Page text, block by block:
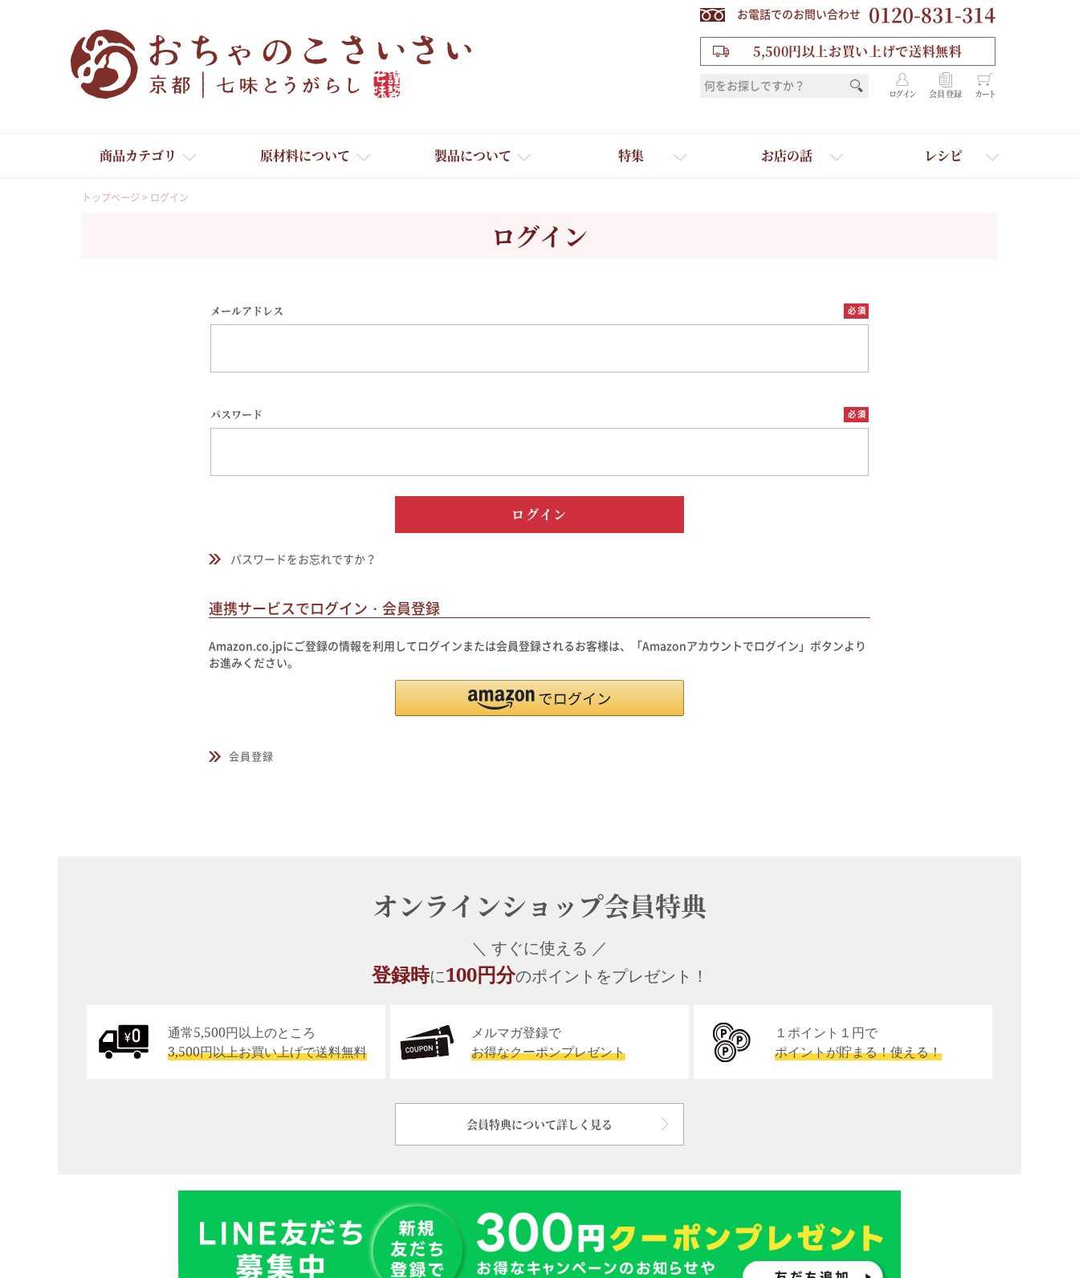
お電話でのお問い合わせ 0120-831-314
5,500円以上お買い上げで送料無料
ログイン 会員登録 カート
商品カテゴリ
舞妓はんひぃ～ひぃ～
柚子薬味・山椒
ひとふり小分け袋
ギフト
料理に合わせて一味・七味を選ぶ
原材料について 製品について 特集 お店の話 レシピ
トップページ ログイン
ログイン
メールアドレス
パスワード
ログイン
パスワードをお忘れですか？
連携サービスでログイン・会員登録
Amazon.co.jpにご登録の情報を利用してログインまたは会員登録されるお客様は、「Amazonアカウントでログイン」ボタンより
お進みください。
会員登録
オンラインショップ会員特典
＼ すぐに使える ／
登録時に100円分のポイントをプレゼント！
通常5,500円以上のところ
3,500円以上お買い上げで送料無料
メルマガ登録で
お得なクーポンプレゼント
１ポイント１円で
ポイントが貯まる！使える！
会員特典について詳しく見る